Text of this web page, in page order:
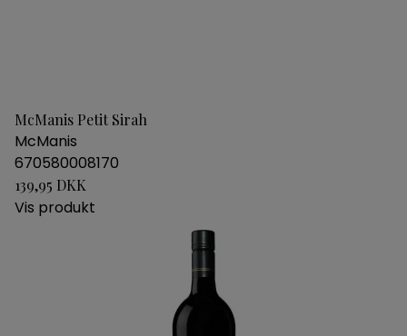
McManis Petit Sirah
McManis
670580008170
139,95 DKK
Vis produkt